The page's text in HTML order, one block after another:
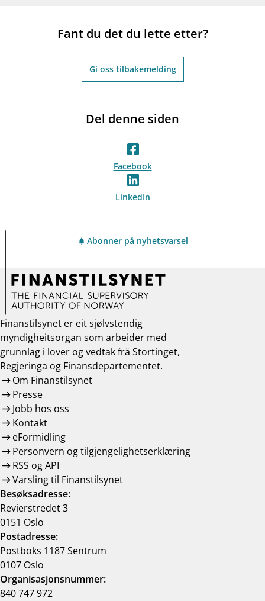
Fant du det du lette etter?
Gi oss tilbakemelding
Del denne siden
Facebook
LinkedIn
Abonner på nyhetsvarsel
Finanstilsynet er eit sjølvstendig
myndigheitsorgan som arbeider med
grunnlag i lover og vedtak frå Stortinget,
Regjeringa og Finansdepartementet.
Om Finanstilsynet
Presse
Jobb hos oss
Kontakt
eFormidling
Personvern og tilgjengelighetserklæring
RSS og API
Varsling til Finanstilsynet
Besøksadresse:
Revierstredet 3
0151 Oslo
Postadresse:
Postboks 1187 Sentrum
0107 Oslo
Organisasjonsnummer:
840 747 972